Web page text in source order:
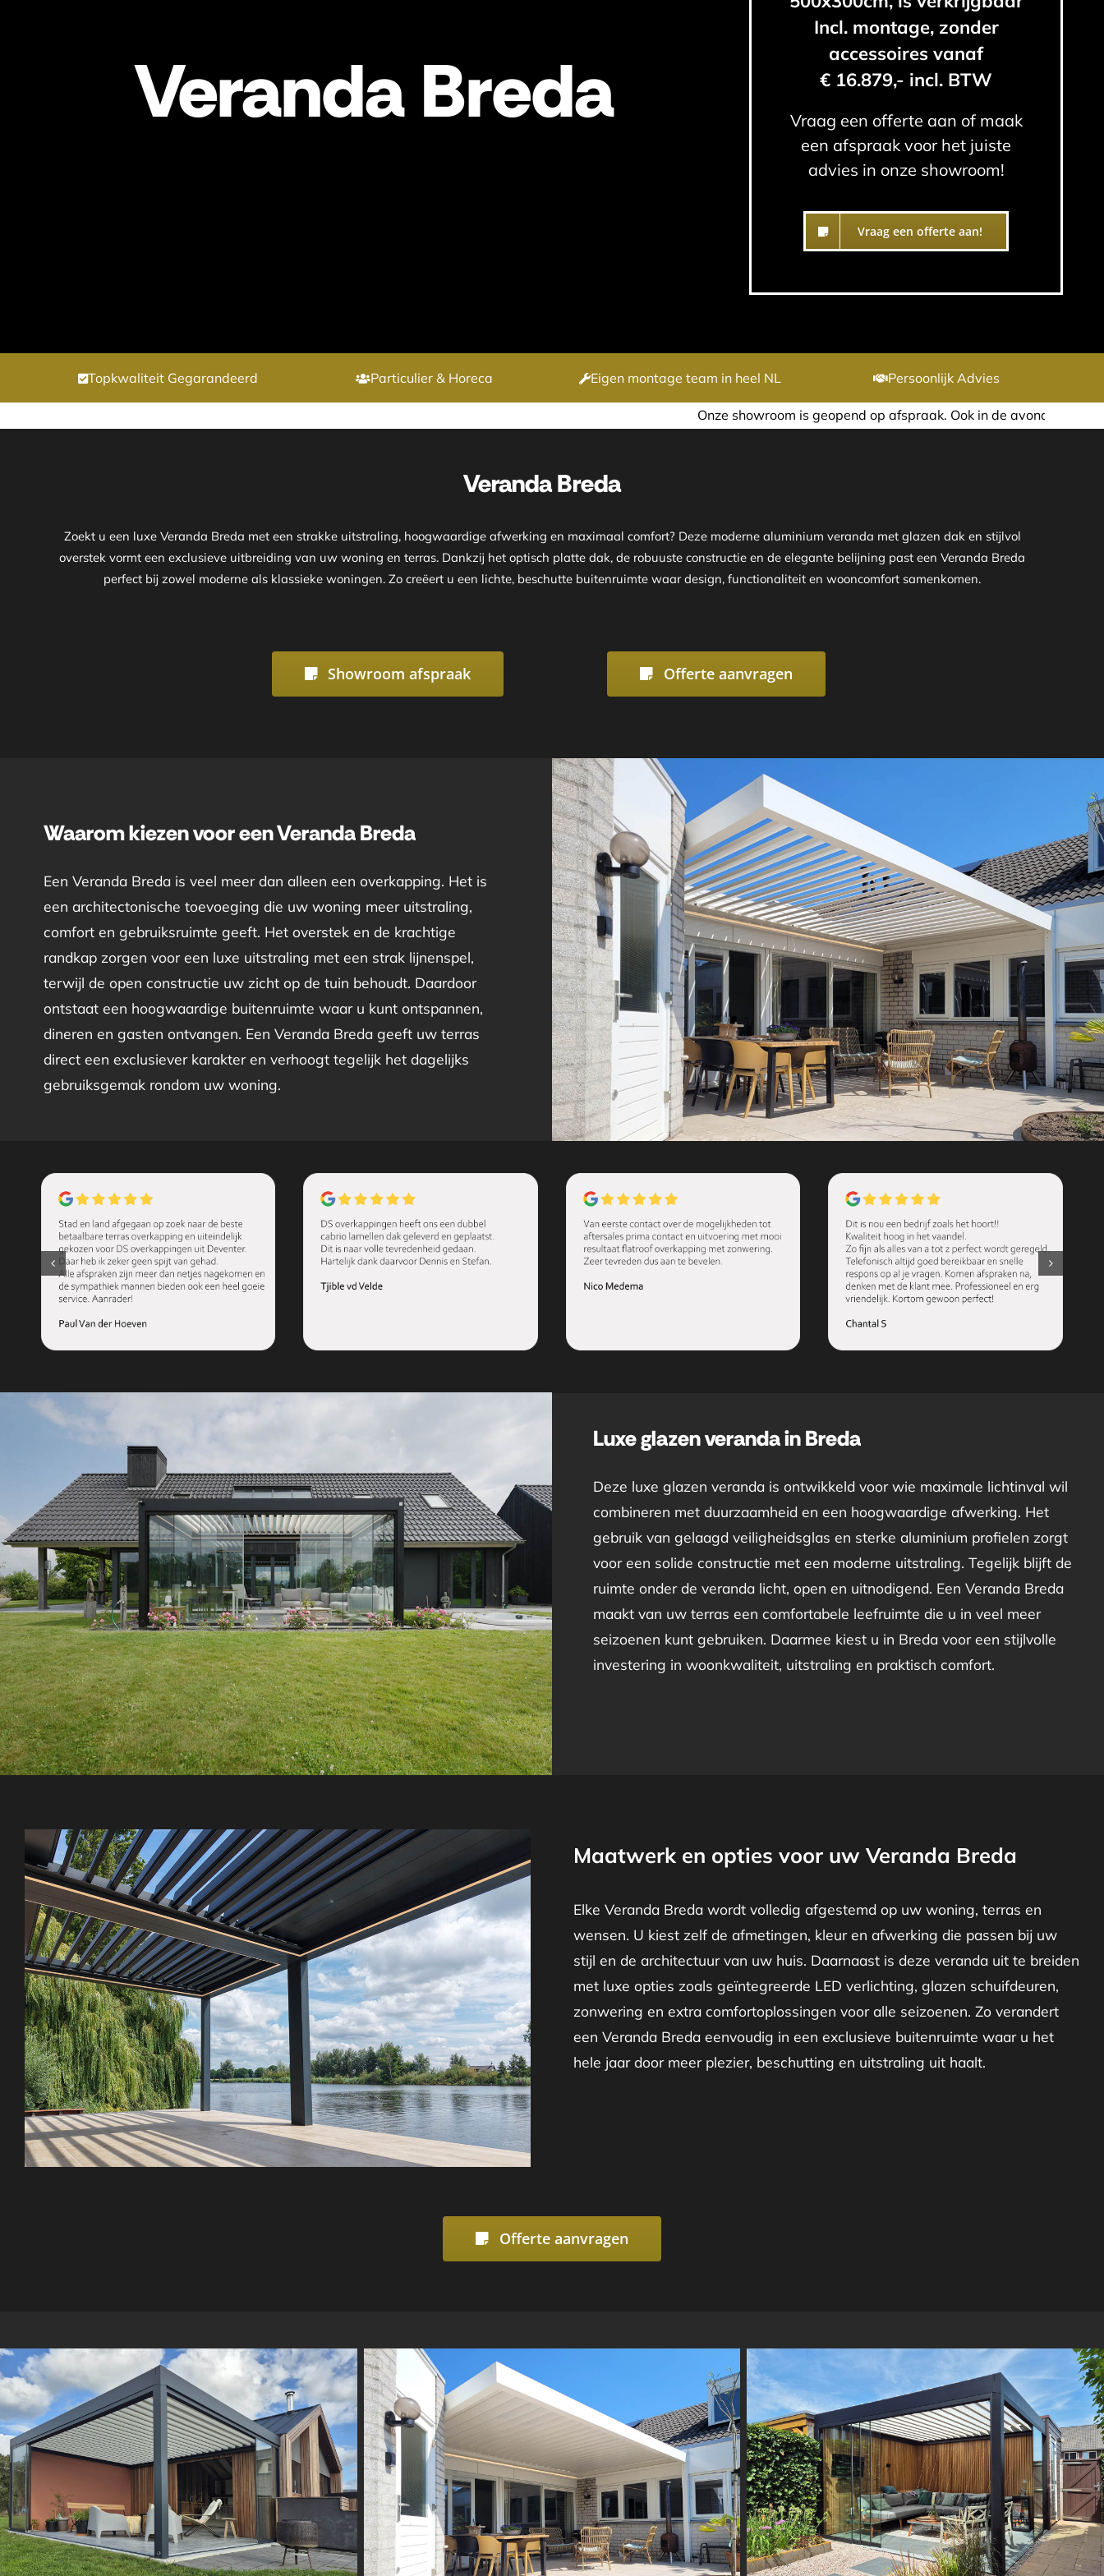
Veranda Breda
Incl. montage, zonder
accessoires vanaf
€ 16.879,- incl. BTW
Vraag een offerte aan of maak
een afspraak voor het juiste
advies in onze showroom!
Vraag een offerte aan!
Topkwaliteit Gegarandeerd Particulier & Horeca Eigen montage team in heel NL Persoonlijk Advies
Onze showroom is geopend op afspraak. Ook in de avond of in het weekend nemen wij
Veranda Breda
Zoekt u een luxe Veranda Breda met een strakke uitstraling, hoogwaardige afwerking en maximaal comfort? Deze moderne aluminium veranda met glazen dak en stijlvol
overstek vormt een exclusieve uitbreiding van uw woning en terras. Dankzij het optisch platte dak, de robuuste constructie en de elegante belijning past een Veranda Breda
perfect bij zowel moderne als klassieke woningen. Zo creëert u een lichte, beschutte buitenruimte waar design, functionaliteit en wooncomfort samenkomen.
Showroom afspraak Offerte aanvragen
Waarom kiezen voor een Veranda Breda
Een Veranda Breda is veel meer dan alleen een overkapping. Het is
een architectonische toevoeging die uw woning meer uitstraling,
comfort en gebruiksruimte geeft. Het overstek en de krachtige
randkap zorgen voor een luxe uitstraling met een strak lijnenspel,
terwijl de open constructie uw zicht op de tuin behoudt. Daardoor
ontstaat een hoogwaardige buitenruimte waar u kunt ontspannen,
dineren en gasten ontvangen. Een Veranda Breda geeft uw terras
direct een exclusiever karakter en verhoogt tegelijk het dagelijks
gebruiksgemak rondom uw woning.
Luxe glazen veranda in Breda
Deze luxe glazen veranda is ontwikkeld voor wie maximale lichtinval wil
combineren met duurzaamheid en een hoogwaardige afwerking. Het
gebruik van gelaagd veiligheidsglas en sterke aluminium profielen zorgt
voor een solide constructie met een moderne uitstraling. Tegelijk blijft de
ruimte onder de veranda licht, open en uitnodigend. Een Veranda Breda
maakt van uw terras een comfortabele leefruimte die u in veel meer
seizoenen kunt gebruiken. Daarmee kiest u in Breda voor een stijlvolle
investering in woonkwaliteit, uitstraling en praktisch comfort.
Maatwerk en opties voor uw Veranda Breda
Elke Veranda Breda wordt volledig afgestemd op uw woning, terras en
wensen. U kiest zelf de afmetingen, kleur en afwerking die passen bij uw
stijl en de architectuur van uw huis. Daarnaast is deze veranda uit te breiden
met luxe opties zoals geïntegreerde LED verlichting, glazen schuifdeuren,
zonwering en extra comfortoplossingen voor alle seizoenen. Zo verandert
een Veranda Breda eenvoudig in een exclusieve buitenruimte waar u het
hele jaar door meer plezier, beschutting en uitstraling uit haalt.
Offerte aanvragen